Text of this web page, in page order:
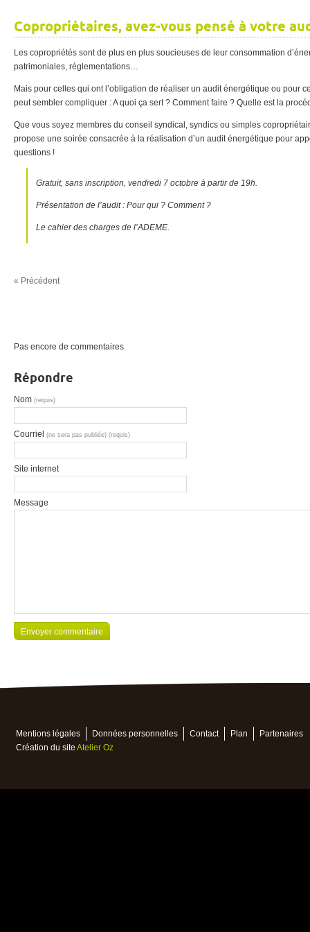
Copropriétaires, avez-vous pensé à votre
Les copropriétés sont de plus en plus soucieuses de leur consommation
patrimoniales, réglementations…
Mais pour celles qui ont l’obligation de réaliser un audit énergétique ou pour
peut sembler compliquer : A quoi ça sert ? Comment faire ? Quelle est la
Que vous soyez membres du conseil syndical, syndics ou simples
propose une soirée consacrée à la réalisation d’un audit énergétique pour
questions !
Gratuit, sans inscription, vendredi 7 octobre à partir de 19h.
Présentation de l’audit : Pour qui ? Comment ?
Le cahier des charges de l’ADEME.
« Précédent
Pas encore de commentaires
Répondre
Nom (requis)
Courriel (ne sera pas publiée) (requis)
Site internet
Message
Mentions légales Données personnelles Contact Plan
Partenaires
Création du site Atelier Oz